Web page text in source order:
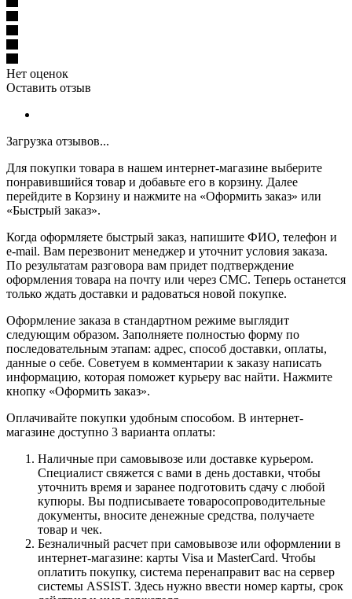
Нет оценок
Оставить отзыв
Загрузка отзывов...
Для покупки товара в нашем интернет-магазине выберите
понравившийся товар и добавьте его в корзину. Далее
перейдите в Корзину и нажмите на «Оформить заказ» или
«Быстрый заказ».
Когда оформляете быстрый заказ, напишите ФИО, телефон и
e-mail. Вам перезвонит менеджер и уточнит условия заказа.
По результатам разговора вам придет подтверждение
оформления товара на почту или через СМС. Теперь останется
только ждать доставки и радоваться новой покупке.
Оформление заказа в стандартном режиме выглядит
следующим образом. Заполняете полностью форму по
последовательным этапам: адрес, способ доставки, оплаты,
данные о себе. Советуем в комментарии к заказу написать
информацию, которая поможет курьеру вас найти. Нажмите
кнопку «Оформить заказ».
Оплачивайте покупки удобным способом. В интернет-
магазине доступно 3 варианта оплаты:
Наличные при самовывозе или доставке курьером.
Специалист свяжется с вами в день доставки, чтобы
уточнить время и заранее подготовить сдачу с любой
купюры. Вы подписываете товаросопроводительные
документы, вносите денежные средства, получаете
товар и чек.
Безналичный расчет при самовывозе или оформлении в
интернет-магазине: карты Visa и MasterCard. Чтобы
оплатить покупку, система перенаправит вас на сервер
системы ASSIST. Здесь нужно ввести номер карты, срок